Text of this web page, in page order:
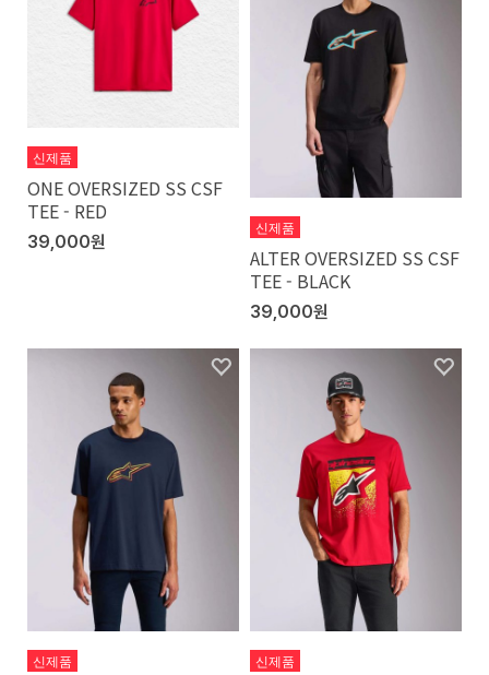
신제품
ONE OVERSIZED SS CSF
TEE - RED
39,000원
신제품
ALTER OVERSIZED SS CSF
TEE - BLACK
39,000원
신제품 신제품